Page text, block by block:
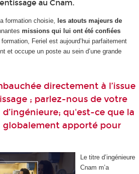
au Cnam.
formation choisie,
les atouts majeurs de
missions qui lui ont été confiées
Feriel est aujourd’hui parfaitement
et occupe un poste au sein d’une grande
directement à l’issue
; parlez-nous de votre
qu'est-ce que la
apporté pour
Le titre d’ingénieure
Cnam m’a